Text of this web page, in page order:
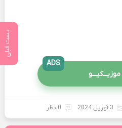
پست قبلی
ADS
3 آوریل 2024 0 نظر